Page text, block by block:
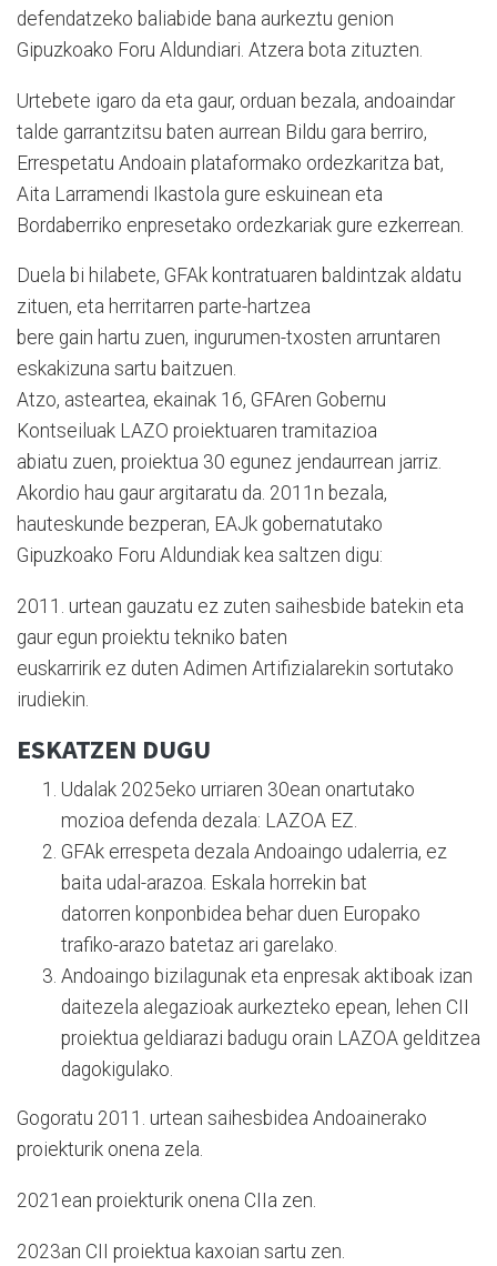
defendatzeko baliabide bana aurkeztu genion
Gipuzkoako Foru Aldundiari. Atzera bota zituzten.
Urtebete igaro da eta gaur, orduan bezala, andoaindar
talde garrantzitsu baten aurrean Bildu gara berriro,
Errespetatu Andoain plataformako ordezkaritza bat,
Aita Larramendi Ikastola gure eskuinean eta
Bordaberriko enpresetako ordezkariak gure ezkerrean.
Duela bi hilabete, GFAk kontratuaren baldintzak aldatu
zituen, eta herritarren parte-hartzea
bere gain hartu zuen, ingurumen-txosten arruntaren
eskakizuna sartu baitzuen.
Atzo, asteartea, ekainak 16, GFAren Gobernu
Kontseiluak LAZO proiektuaren tramitazioa
abiatu zuen, proiektua 30 egunez jendaurrean jarriz.
Akordio hau gaur argitaratu da. 2011n bezala,
hauteskunde bezperan, EAJk gobernatutako
Gipuzkoako Foru Aldundiak kea saltzen digu:
2011. urtean gauzatu ez zuten saihesbide batekin eta
gaur egun proiektu tekniko baten
euskarririk ez duten Adimen Artifizialarekin sortutako
irudiekin.
ESKATZEN DUGU
Udalak 2025eko urriaren 30ean onartutako
mozioa defenda dezala: LAZOA EZ.
GFAk errespeta dezala Andoaingo udalerria, ez
baita udal-arazoa. Eskala horrekin bat
datorren konponbidea behar duen Europako
trafiko-arazo batetaz ari garelako.
Andoaingo bizilagunak eta enpresak aktiboak izan
daitezela alegazioak aurkezteko epean, lehen CII
proiektua geldiarazi badugu orain LAZOA gelditzea
dagokigulako.
Gogoratu 2011. urtean saihesbidea Andoainerako
proiekturik onena zela.
2021ean proiekturik onena CIIa zen.
2023an CII proiektua kaxoian sartu zen.